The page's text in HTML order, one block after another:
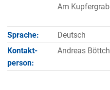
Am
Sprache:
Deutsch
Kontakt­
person:
Andreas